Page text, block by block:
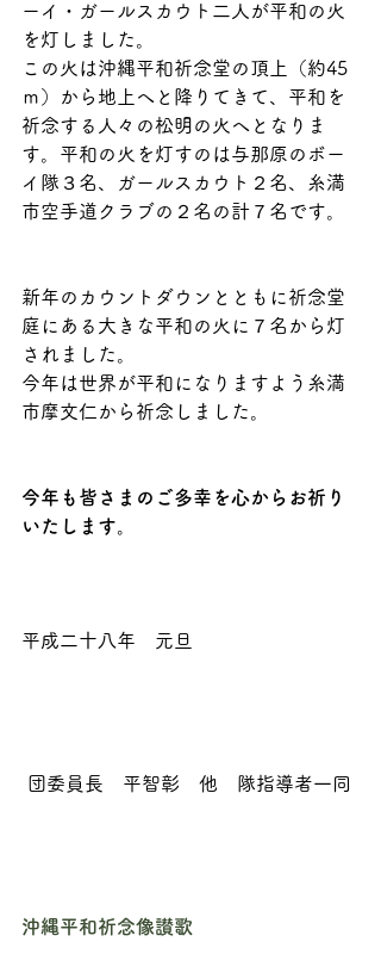
ーイ・ガールスカウト二人が平和の火
を灯しました。
この火は沖縄平和祈念堂の頂上（約45
ｍ）から地上へと降りてきて、平和を
祈念する人々の松明の火へとなりま
す。平和の火を灯すのは与那原のボー
イ隊３名、ガールスカウト２名、糸満
市空手道クラブの２名の計７名です。
新年のカウントダウンとともに祈念堂
庭にある大きな平和の火に７名から灯
されました。
今年は世界が平和になりますよう糸満
市摩文仁から祈念しました。
今年も皆さまのご多幸を心からお祈り
いたします。
平成二十八年　元旦
団委員長　平智彰　他　隊指導者一同
沖縄平和祈念像讃歌